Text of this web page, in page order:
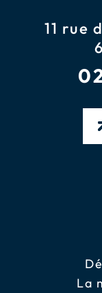
11 rue
La